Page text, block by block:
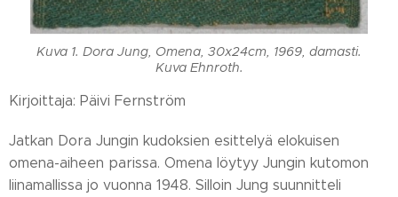
Kuva 1. Dora Jung, Omena, 30x24cm, 1969, damasti.
Kuva Ehnroth.
Kirjoittaja: Päivi Fernström
Jatkan Dora Jungin kudoksien esittelyä elokuisen
omena-aiheen parissa. Omena löytyy Jungin kutomon
liinamallissa jo vuonna 1948. Silloin Jung suunnitteli